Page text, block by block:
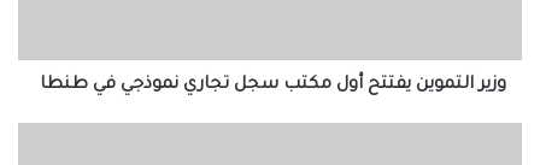
طنطا
وزير التموين يفتتح أول مكتب سجل تجاري نموذجي في طنطا